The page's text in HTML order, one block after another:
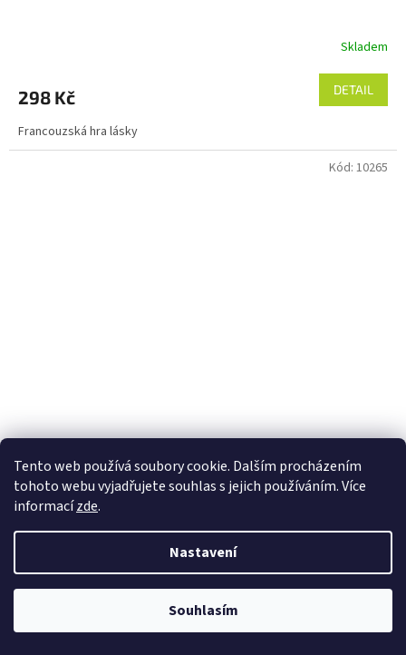
Tento web používá soubory cookie. Dalším procházením
tohoto webu vyjadřujete souhlas s jejich používáním. Více
informacízde.
Nastavení
Souhlasím
Skladem
298 Kč DETAIL
Francouzská hra lásky
Člověče napij se 3
Kód: 10265
Kód:10264